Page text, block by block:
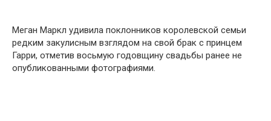
Меган Маркл удивила поклонников королевской семьи
редким закулисным взглядом на свой брак с принцем
Гарри, отметив восьмую годовщину свадьбы ранее не
опубликованными фотографиями.